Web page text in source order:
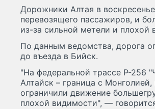
Дорожники Алтая в
перевозящего пассажиров, и
из-за сильной метели и
По данным ведомства, дорога
до въезда в Бийск.
"На федеральной трассе Р-256
Алтайск – граница с
ограничили движение
плохой видимости", —